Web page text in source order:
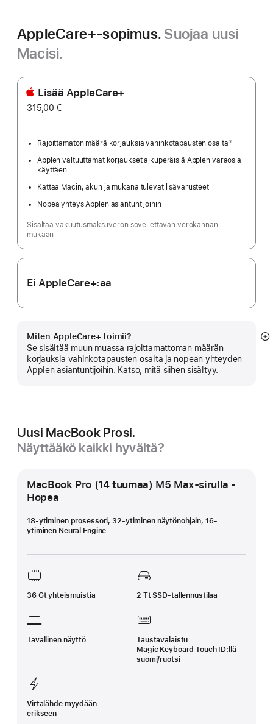
AppleCare+-sopimus. Suojaa uusi
Macisi.
Lisää AppleCare+
315,00 €
Rajoittamaton määrä korjauksia vahinkotapausten osalta
Alaviite
②
Applen valtuuttamat korjaukset alkuperäisiä Applen varaosia
käyttäen
Kattaa Macin, akun ja mukana tulevat lisävarusteet
Nopea yhteys Applen asiantuntijoihin
Sisältää vakuutusmaksuveron sovellettavan verokannan
mukaan
Ei AppleCare+:aa
Miten AppleCare+ toimii?
Se sisältää muun muassa rajoittamattoman määrän
korjauksia vahinkotapausten osalta ja nopean yhteyden
Applen asiantuntijoihin. Katso, mitä siihen sisältyy.
Uusi MacBook Prosi.
Näyttääkö kaikki hyvältä?
MacBook Pro (14 tuumaa) M5 Max‑sirulla ‑
Hopea
18-ytiminen prosessori, 32-ytiminen näytönohjain, 16-
ytiminen Neural Engine
36 Gt yhteis­muistia 2 Tt SSD-tallennus­tilaa
Tavallinen näyttö
Taustavalaistu
Magic Keyboard Touch ID:llä -
suomi/ruotsi
Virtalähde myydään
erikseen